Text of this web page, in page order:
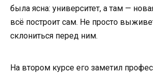
была ясна: университет, а там —
всё построит сам. Не просто
склониться перед ним.
На втором курсе его заметил